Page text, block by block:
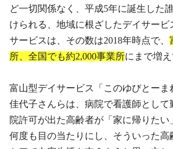
ど一切関係なく、平成5年に誕生した
けられる、地域に根ざしたデイサービ
サービスは、その数は2018年時点で、
所、全国でも約2,000事業所にまで増え
富山型デイサービス「このゆびとーま
佳代子さんらは、病院で看護師として
院許可が出た高齢者が「家に帰りた
何度も目の当たりにし、そういった高